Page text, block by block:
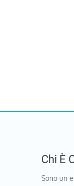
Chi È
Sono un